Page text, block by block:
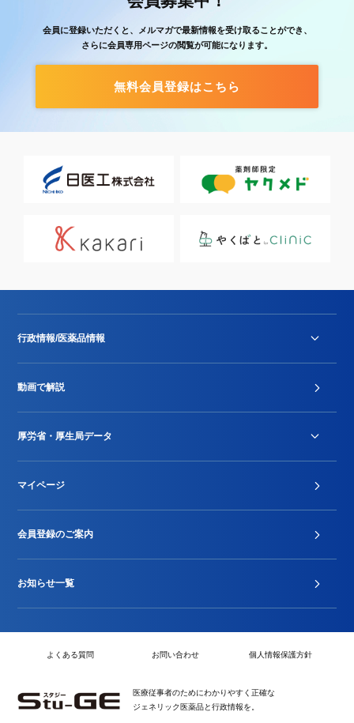
会員に登録いただくと、メルマガで最新情報を受け取ることができ、
さらに会員専用ページの閲覧が可能になります。
無料会員登録はこちら
行政情報/医薬品情報
Stu-GEレポート
動画で解説
厚労省・厚生局データ
2024年度新設項目届出状況
マイページ
会員登録のご案内
お知らせ一覧
よくある質問 お問い合わせ 個人情報保護方針
医療従事者のためにわかりやすく正確な
ジェネリック医薬品と行政情報を。